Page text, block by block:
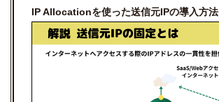
IP Allocationを使った送信元IPの導入方法